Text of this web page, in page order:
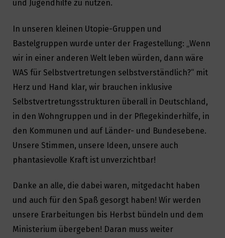
und Jugendhilfe zu nutzen.
In unseren kleinen Utopie-Gruppen und
Bastelgruppen wurde unter der Fragestellung: „Wenn
wir in einer anderen Welt leben würden, dann wäre
WAS für Selbstvertretungen selbstverständlich?“ mit
Herz und Hand klar, wir brauchen inklusive
Selbstvertretungsstrukturen überall in Deutschland,
in den Wohngruppen und in der Pflegekinderhilfe, in
den Kommunen und auf Länder- und Bundesebene.
Unsere Stimmen, unsere Ideen, unsere auch
phantasievolle Kraft ist unverzichtbar!
Danke an alle, die dabei waren, mitgedacht haben
und auch für den Spaß gesorgt haben! Wir werden
unsere Erarbeitungen bis Herbst bündeln und dem
Ministerium übergeben! Daran muss weiter